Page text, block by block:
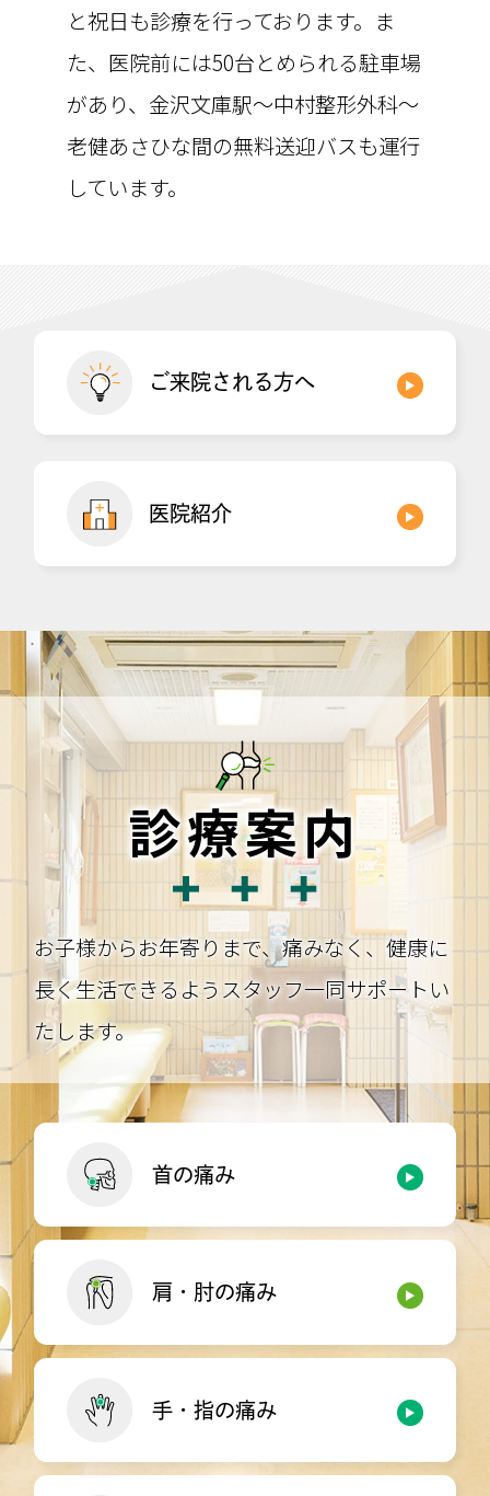
と祝日も診療を行っております。ま
た、医院前には50台とめられる駐車場
があり、金沢文庫駅～中村整形外科～
老健あさひな間の無料送迎バスも運行
しています。
ご来院される方へ
医院紹介
診療案内
お子様からお年寄りまで、痛みなく、健康に
長く生活できるようスタッフ一同サポートい
たします。
首の痛み
肩・肘の痛み
手・指の痛み